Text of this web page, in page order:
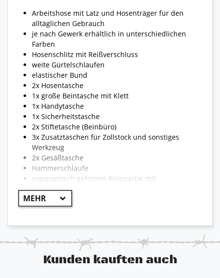
Arbeitshose mit Latz und Hosenträger für den
alltäglichen Gebrauch
je nach Gewerk erhältlich in unterschiedlichen
Farben
Hosenschlitz mit Reißverschluss
weite Gürtelschlaufen
elastischer Bund
2x Hosentasche
1x große Beintasche mit Klett
1x Handytasche
1x Sicherheitstasche
2x Stiftetasche (Beinbüro)
3x Zusatztaschen für Zollstock und sonstiges
Werkzeug
2x Gesäßtasche
Hammerschlaufe
ergonomisch geformte Kniepartie mit
Dehneinsatz
Kniepolstertaschen mit Klett
sichtbares Engelbert Strauss Logo
!! WICHTIG !!Kunden kauften auch